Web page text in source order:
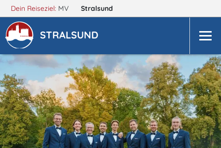
Dein Reiseziel: MV Stralsund
STRALSUND